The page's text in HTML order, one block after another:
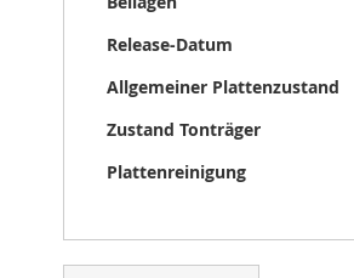
Release-Datum
Allgemeiner Plattenzustand
Zustand Tonträger
Plattenreinigung